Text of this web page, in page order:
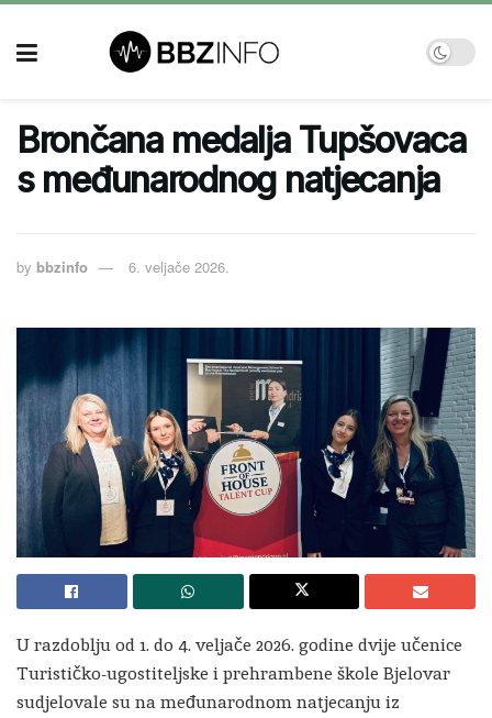
Brončana medalja Tupšovaca
s međunarodnog natjecanja
by bbzinfo 6. veljače 2026.
U razdoblju od 1. do 4. veljače 2026. godine dvije učenice
Turističko-ugostiteljske i prehrambene škole Bjelovar
sudjelovale su na međunarodnom natjecanju iz